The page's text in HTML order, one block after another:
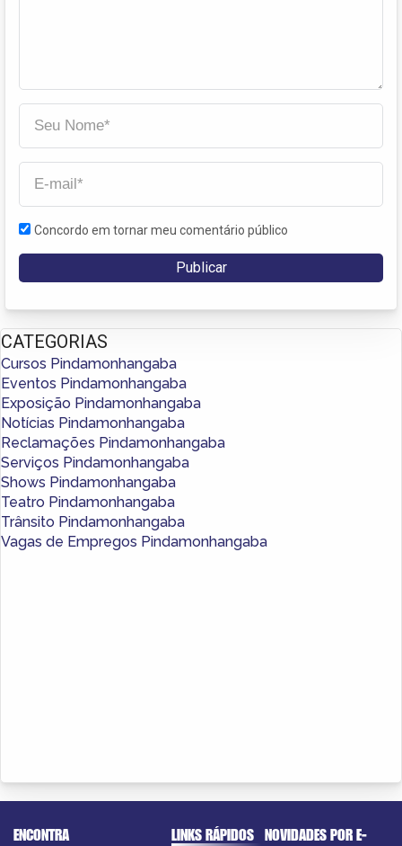
Concordo em tornar meu comentário público
CATEGORIAS
Cursos Pindamonhangaba
Eventos Pindamonhangaba
Exposição Pindamonhangaba
Notícias Pindamonhangaba
Reclamações Pindamonhangaba
Serviços Pindamonhangaba
Shows Pindamonhangaba
Teatro Pindamonhangaba
Trânsito Pindamonhangaba
Vagas de Empregos Pindamonhangaba
ENCONTRA
LINKS RÁPIDOS NOVIDADES POR E-